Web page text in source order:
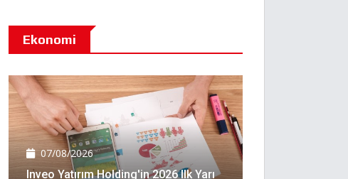
Ekonomi
07/08/2026
Inveo Yatırım Holding'in 2026 Ilk Yarı